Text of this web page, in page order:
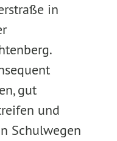
in
gut
und
Schulwegen